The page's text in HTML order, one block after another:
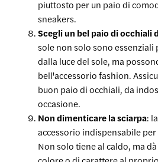
piuttosto per un paio di
sneakers.
Scegli un bel paio di occhiali
sole non solo sono essenziali
dalla luce del sole, ma
bell'accessorio fashion.
buon paio di occhiali, da
occasione.
Non dimenticare la sciarpa:
accessorio indispensabile
Non solo tiene al caldo, ma